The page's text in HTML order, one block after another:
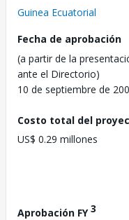
Guinea Ecuatorial
Fecha de aprobación
(a partir de la
ante el Directorio)
10 de septiembre de
Costo total del
US$ 0.29 millones
Aprobación FY3